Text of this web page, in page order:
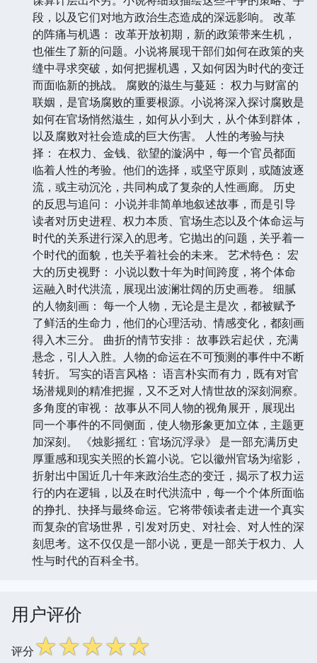
段，以及它们对地方政治生态造成的深远影响。 改革
的阵痛与机遇： 改革开放初期，新的政策带来生机，
也催生了新的问题。小说将展现干部们如何在政策的夹
缝中寻求突破，如何把握机遇，又如何因为时代的变迁
而面临新的挑战。 腐败的滋生与蔓延： 权力与财富的
联姻，是官场腐败的重要根源。小说将深入探讨腐败是
如何在官场悄然滋生，如何从小到大，从个体到群体，
以及腐败对社会造成的巨大伤害。 人性的考验与抉
择： 在权力、金钱、欲望的漩涡中，每一个官员都面
临着人性的考验。他们的选择，或坚守原则，或随波逐
流，或主动沉沦，共同构成了复杂的人性画廊。 历史
的反思与追问： 小说并非简单地叙述故事，而是引导
读者对历史进程、权力本质、官场生态以及个体命运与
时代的关系进行深入的思考。它抛出的问题，关乎着一
个时代的面貌，也关乎着社会的未来。 艺术特色： 宏
大的历史视野： 小说以数十年为时间跨度，将个体命
运融入时代洪流，展现出波澜壮阔的历史画卷。 细腻
的人物刻画： 每一个人物，无论是主是次，都被赋予
了鲜活的生命力，他们的心理活动、情感变化，都刻画
得入木三分。 曲折的情节安排： 故事跌宕起伏，充满
悬念，引人入胜。人物的命运在不可预测的事件中不断
转折。 写实的语言风格： 语言朴实而有力，既有对官
场潜规则的精准把握，又不乏对人情世故的深刻洞察。
多角度的审视： 故事从不同人物的视角展开，展现出
同一个事件的不同侧面，使人物形象更加立体，主题更
加深刻。 《烛影摇红：官场沉浮录》 是一部充满历史
厚重感和现实关照的长篇小说。它以徽州官场为缩影，
折射出中国近几十年来政治生态的变迁，揭示了权力运
行的内在逻辑，以及在时代洪流中，每一个个体所面临
的挣扎、抉择与最终命运。它将带领读者走进一个真实
而复杂的官场世界，引发对历史、对社会、对人性的深
刻思考。这不仅仅是一部小说，更是一部关于权力、人
性与时代的百科全书。
用户评价
评分☆☆☆☆☆